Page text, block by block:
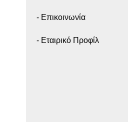
- Επικοινωνία
- Εταιρικό Προφίλ